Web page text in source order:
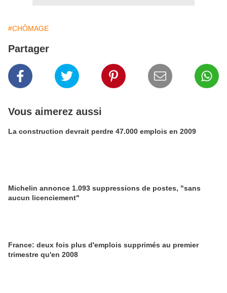
#CHÔMAGE
Partager
Vous aimerez aussi
La construction devrait perdre 47.000 emplois en 2009
Michelin annonce 1.093 suppressions de postes, "sans
aucun licenciement"
France: deux fois plus d'emplois supprimés au premier
trimestre qu'en 2008